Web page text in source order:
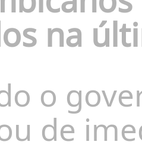
na
o
de